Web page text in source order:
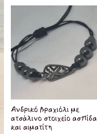
Ανδρικό βραχιόλι με
ατσάλινο στοιχείο ασπίδα
και αιματίτη